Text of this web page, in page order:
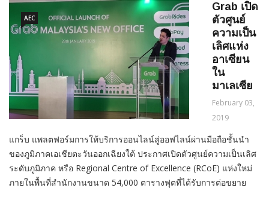
AEC
Grab เปิด
ตัวศูนย์
ความเป็น
เลิศแห่ง
อาเซียน
ใน
มาเลเซีย
February 03,
2019
แกร็บ แพลตฟอร์มการให้บริการออนไลน์สู่ออฟไลน์ผ่านมือถือชั้นนำ
ของภูมิภาคเอเชียตะวันออกเฉียงใต้ ประกาศเปิดตัวศูนย์ความเป็นเลิศ
ระดับภูมิภาค หรือ Regional Centre of Excellence (RCoE) แห่งใหม่
ภายในพื้นที่สำนักงานขนาด 54,000 ตารางฟุตที่ได้รับการต่อขยาย